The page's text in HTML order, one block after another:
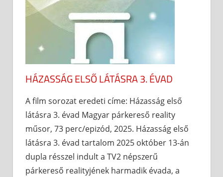
HÁZASSÁG ELSŐ LÁTÁSRA 3. ÉVAD
A film sorozat eredeti címe: Házasság első
látásra 3. évad Magyar párkereső reality
műsor, 73 perc/epizód, 2025. Házasság első
látásra 3. évad tartalom 2025 október 13-án
dupla résszel indult a TV2 népszerű
párkereső realityjének harmadik évada, a